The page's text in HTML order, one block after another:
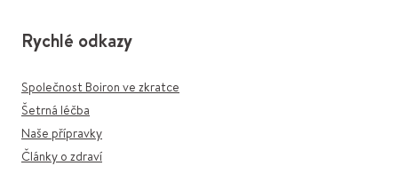
Rychlé odkazy
Společnost Boiron ve zkratce
Šetrná léčba
Naše přípravky
Články o zdraví